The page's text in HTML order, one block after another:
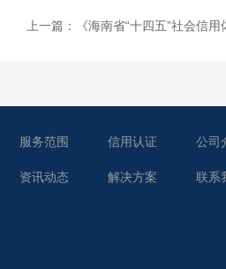
上一篇： 《海南省“十四五”社会信
服务范围 信用认证 公司
资讯动态 解决方案 联系